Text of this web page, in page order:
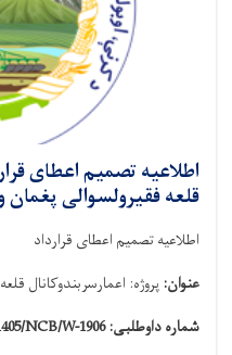
اطلاعیه تصمیم اعطای
قلعه فقیرولسوالی پغمان
اطلاعیه تصمیم اعطای قرارداد
عنوان: پروژه: اعمارسربندوکانال
شماره داوطلبی:NCB/W-1906